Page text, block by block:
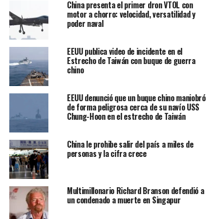
billionaire reads a book outside International Finance Centre in Hong
Kong. Mystery surrounds the whereabouts of Xiao reportedly taken
away from his Hong Kong hotel by mainland police, in a case that
could rekindle concerns about overreach by Chinese law enforcement
in the semiautonomous city. (AP Photo/Next Magazine) *** Hong Kong
Out, Taiwan Out, No Archive ***
La corte también precisó que Tomorrow Holdings era
China presenta el primer dron VTOL con
motor a chorro: velocidad, versatilidad y
poder naval
EEUU publica video de incidente en el
Estrecho de Taiwán con buque de guerra
chino
EEUU denunció que un buque chino maniobró
de forma peligrosa cerca de su navío USS
Chung-Hoon en el estrecho de Taiwán
China le prohibe salir del país a miles de
personas y la cifra crece
Multimillonario Richard Branson defendió a
un condenado a muerte en Singapur